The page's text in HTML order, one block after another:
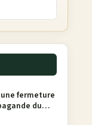
une fermeture
du